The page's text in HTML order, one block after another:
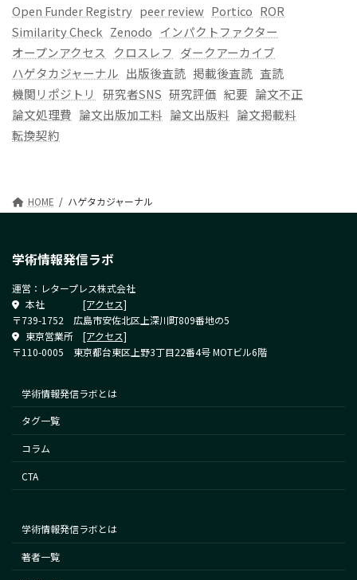
Open Funder Registry peer review Portico ROR
Similarity Check Zenodo インパクトファクター
オープンアクセス クロスレフ ダークアーカイブ
ハゲタカジャーナル 出版後査読 掲載後査読 査読
機関リポジトリ
研究者SNS 研究評価 紀要 論文不正
論文処理費 論文出版加工料 論文出版料 論文掲載料
転換契約
HOME ハゲタカジャーナル
学術情報発信ラボ
運営：レタープレス株式会社
本社 [アクセス]
〒739-1752 広島市安佐北区上深川町809番地の5
東京営業所 [アクセス]
〒110-0005 東京都台東区上野3丁目22番4号 MOTビル6階
学術情報発信ラボとは
タグ一覧
コラム
CTA
学術情報発信ラボとは
著者一覧